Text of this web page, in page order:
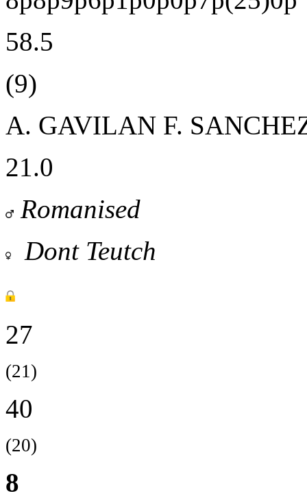
58.5
(9)
A. GAVILAN F.
21.0
Romanised
Dont Teutch
27
(21)
40
(20)
8